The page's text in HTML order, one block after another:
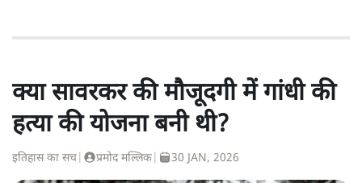
क्या सावरकर की मौजूदगी में गांधी की
हत्या की योजना बनी थी?
इतिहास का सच प्रमोद मल्लिक 30 JAN, 2026